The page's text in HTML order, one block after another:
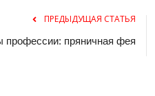
ПРЕДЫДУЩАЯ СТАТЬЯ
профессии: пряничная фея